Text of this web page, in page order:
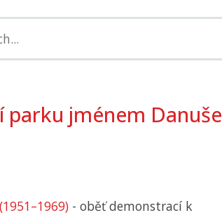
parku jménem Danuše
- oběť demonstrací k